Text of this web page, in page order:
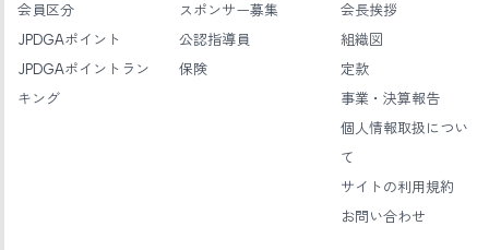
会員区分
JPDGAポイント
JPDGAポイントラン
キング
スポンサー募集
公認指導員
保険
会長挨拶
組織図
定款
事業・決算報告
個人情報取扱につい
て
サイトの利用規約
お問い合わせ